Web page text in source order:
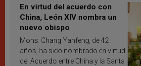
En virtud del acuerdo con
China, León XIV nombra un
nuevo obispo
Mons. Chang Yanfeng, de 42
años, ha sido nombrado en virtud
del Acuerdo entre China y la Santa